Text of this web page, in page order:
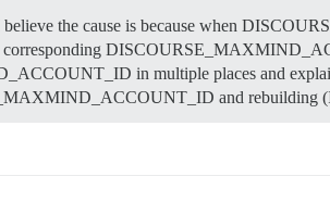
the cause is because when
corresponding
in multiple places and
and rebuilding (I